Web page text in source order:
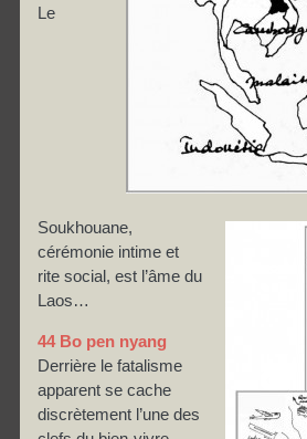
Le
Soukhouane,
cérémonie intime et
rite social, est l’âme du
Laos…
44 Bo pen nyang
Derrière le fatalisme
apparent se cache
discrètement l’une des